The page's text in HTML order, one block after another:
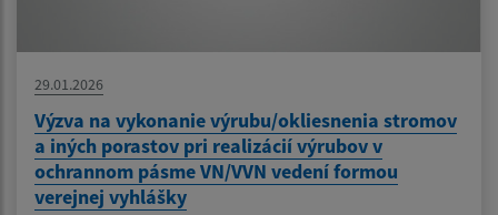
29.01.2026
Výzva na vykonanie výrubu/okliesnenia stromov
a iných porastov pri realizácií výrubov v
ochrannom pásme VN/VVN vedení formou
verejnej vyhlášky